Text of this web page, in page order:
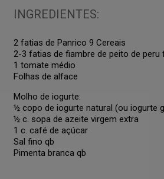
INGREDIENTES:
2 fatias de Panrico 9 Cereais
2-3 fatias de fiambre de peito de peru
1 tomate médio
Folhas de alface
Molho de iogurte:
½ copo de iogurte natural (ou iogurte
½ c. sopa de azeite virgem extra
1 c. café de açúcar
Sal fino qb
Pimenta branca qb